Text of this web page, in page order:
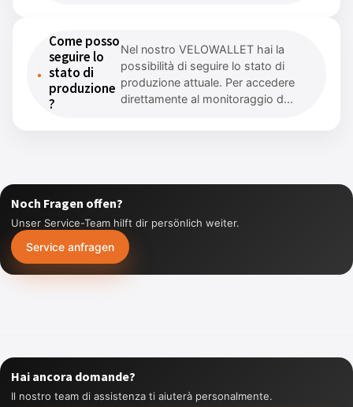
Come posso
seguire lo
stato di
produzione
?
Nel nostro VELOWALLET hai la
possibilità di seguire lo stato di
produzione attuale. Per accedere
direttamente al monitoraggio d...
Noch Fragen offen?
Unser Service-Team hilft dir persönlich weiter.
Service anfragen
Hai ancora domande?
Il nostro team di assistenza ti aiuterà personalmente.